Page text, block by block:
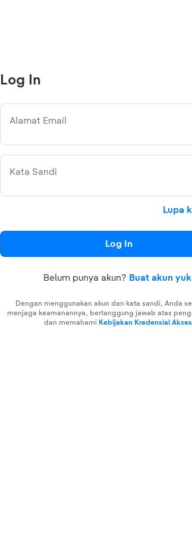
Log In
Alamat Email
Kata Sandi
Lupa
Log In
Belum punya akun? Buat akun
Dengan menggunakan akun dan kata sandi, Anda
menjaga keamanannya, bertanggung jawab atas
dan memahami Kebijakan Kredensial